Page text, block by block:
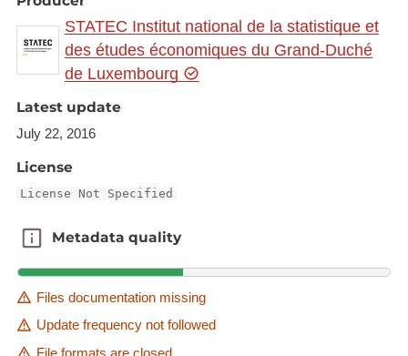
Police Grand-Ducale. Les données sont puisées
dans les procès-verbaux des agents de la force
publique.
sur le coup ou décédées des suites de l'accident
dans les trente jours.
http://www.statistiques.public.lu/fr/methodologie/me
thodes/conditions-
sociales/Accidents/accidents/index.html
STATEC Institut national de la statistique et
des études économiques du Grand-Duché
de Luxembourg
Latest update
July 22, 2016
License
License Not Specified
Metadata quality
Metadata quality
Files documentation missing
Update frequency not followed
File formats are closed